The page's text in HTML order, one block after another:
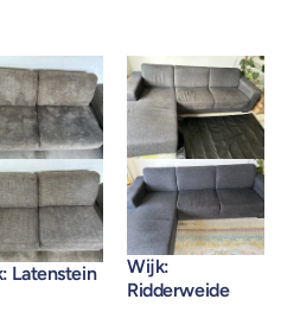
Latenstein
Wijk:
Ridderweide